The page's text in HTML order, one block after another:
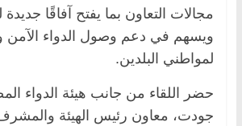
مجالات التعاون بما يفتح آفاقًا جديدة
ويسهم في دعم وصول الدواء الآمن
لمواطني البلدين.
حضر اللقاء من جانب هيئة الدواء
جودت، معاون رئيس الهيئة